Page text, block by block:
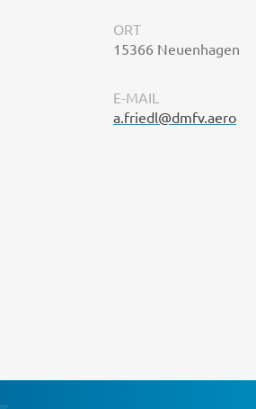
ORT
15366 Neuenhagen
E-MAIL
a.friedl@dmfv.aero